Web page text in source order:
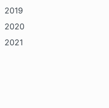
2019
2020
2021